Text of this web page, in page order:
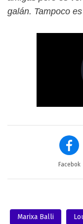
galán. Tampoco
Facebok
Marixa Balli